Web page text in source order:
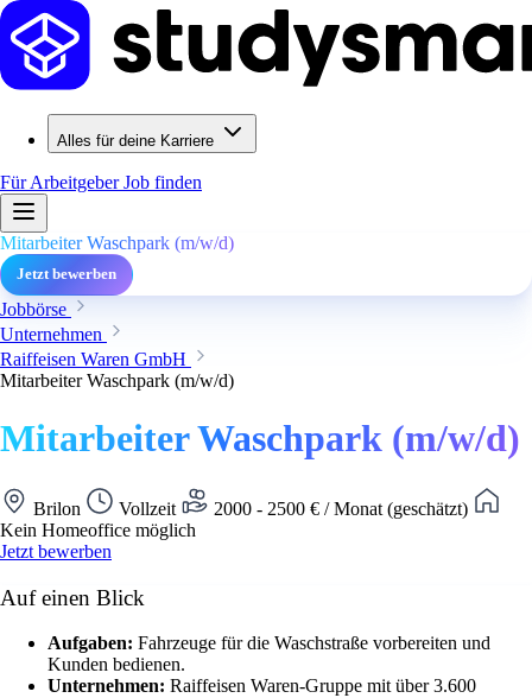
Alles für deine Karriere
Für ArbeitgeberJob finden
Mitarbeiter Waschpark (m/w/d)
Jetzt bewerben
Jobbörse
Unternehmen
Raiffeisen Waren GmbH
Mitarbeiter Waschpark (m/w/d)
Mitarbeiter Waschpark (m/w/d)
Brilon Vollzeit
2000 - 2500 € / Monat (geschätzt)
Kein Homeoffice möglich
Jetzt bewerben
Auf einen Blick
Aufgaben: Fahrzeuge für die Waschstraße vorbereiten und
Kunden bedienen.
Unternehmen: Raiffeisen Waren-Gruppe mit über 3.600